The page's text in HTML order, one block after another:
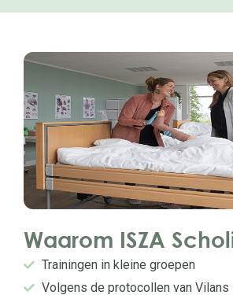
Waarom ISZA
Trainingen in kleine groepen
Volgens de protocollen van Vilans